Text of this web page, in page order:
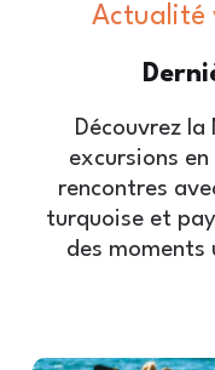
Actualité
Découvrez
excursions
rencontres
turquoise et
des